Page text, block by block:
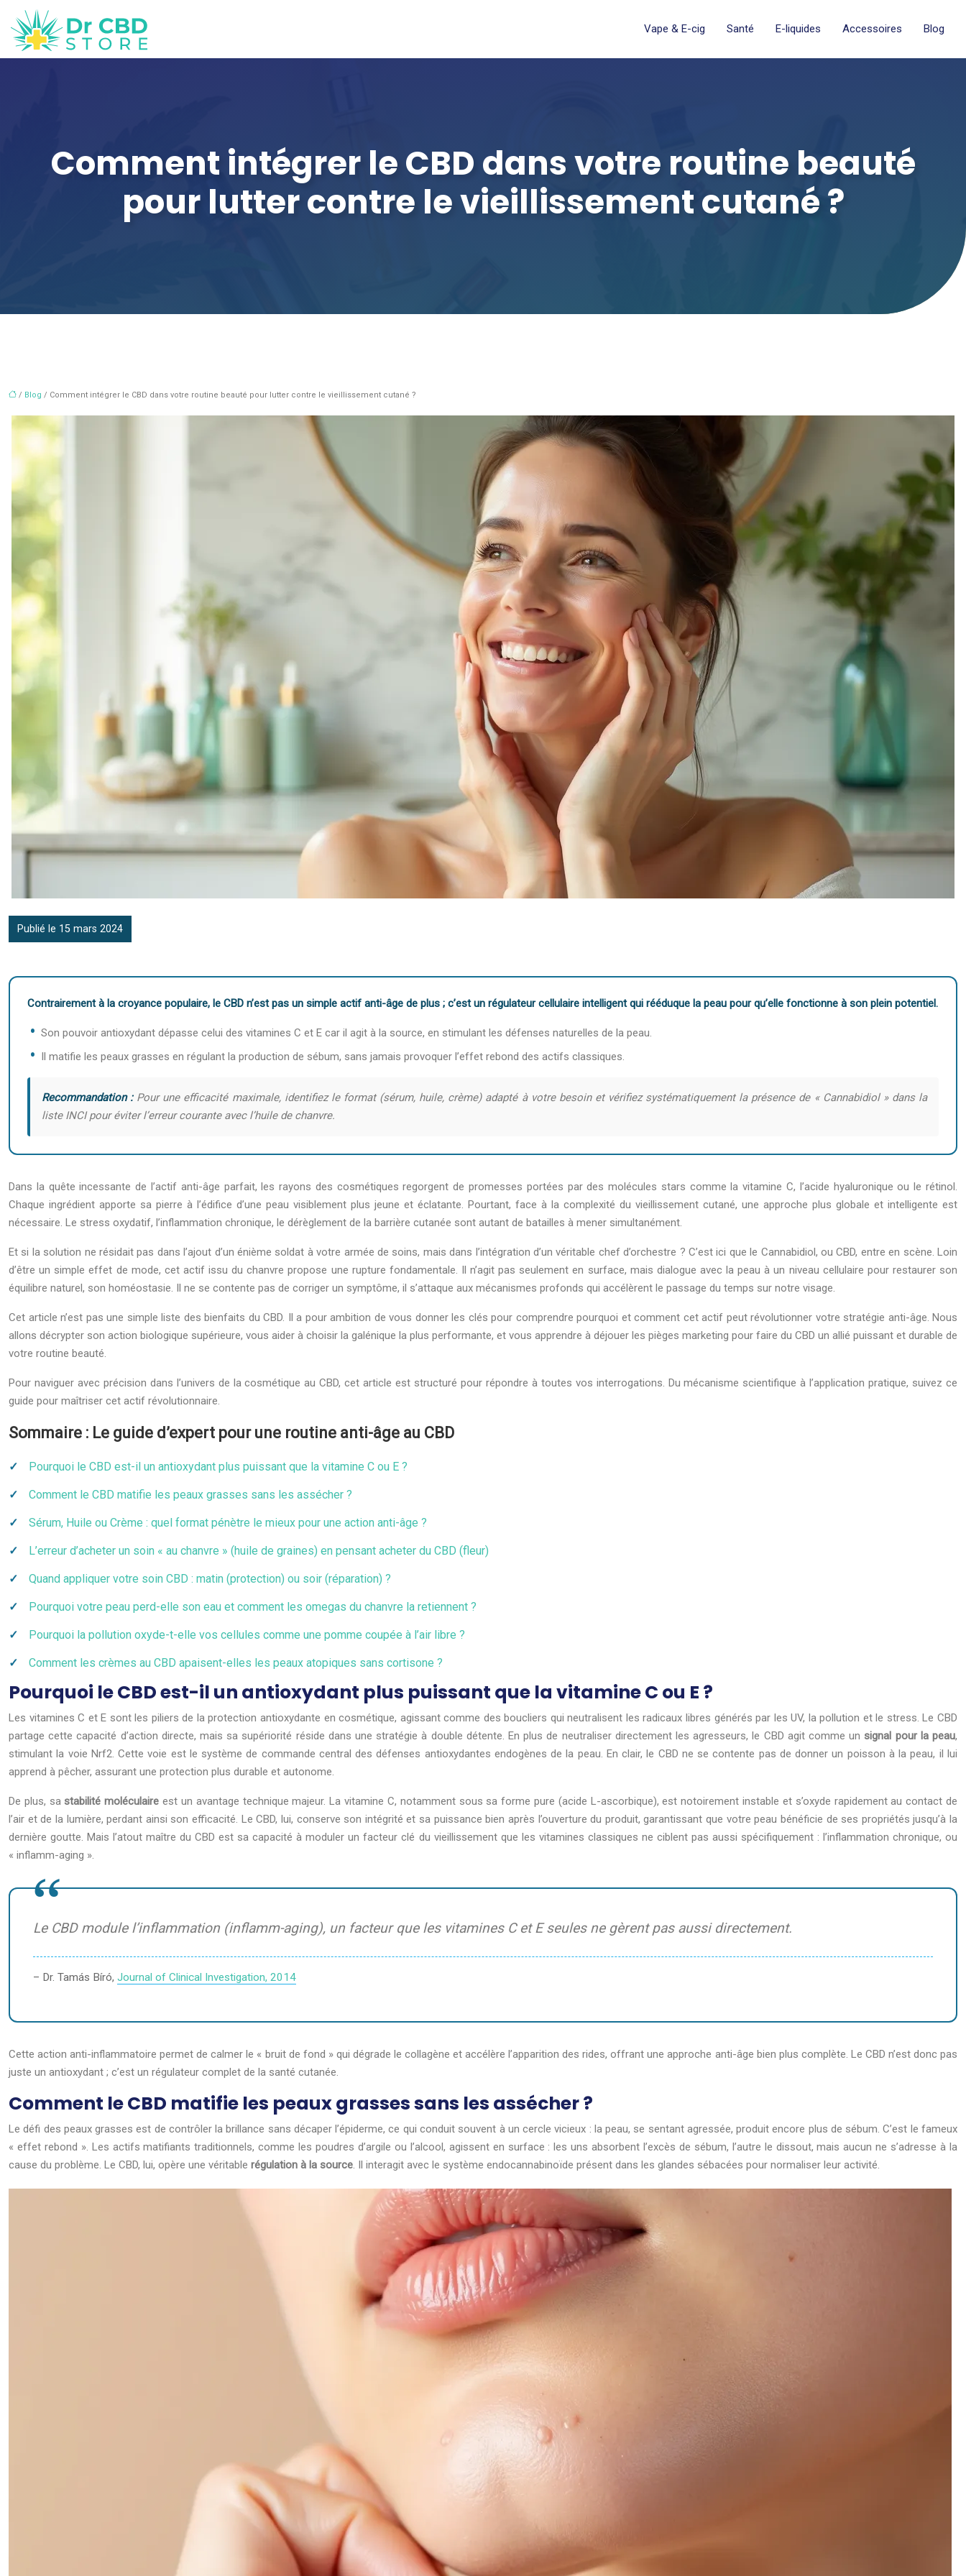
Vape & E-cig Santé E-liquides Accessoires Blog
Comment intégrer le CBD dans votre routine beauté
pour lutter contre le vieillissement cutané ?
/ Blog / Comment intégrer le CBD dans votre routine beauté pour lutter contre le vieillissement cutané ?
Publié le 15 mars 2024
Contrairement à la croyance populaire, le CBD n’est pas un simple actif anti-âge de plus ; c’est un régulateur cellulaire intelligent qui rééduque la peau pour qu’elle fonctionne à son plein potentiel.
Son pouvoir antioxydant dépasse celui des vitamines C et E car il agit à la source, en stimulant les défenses naturelles de la peau.
Il matifie les peaux grasses en régulant la production de sébum, sans jamais provoquer l’effet rebond des actifs classiques.
Recommandation :Pour une efficacité maximale, identifiez le format (sérum, huile, crème) adapté à votre besoin et vérifiez systématiquement la présence de « Cannabidiol » dans la
liste INCI pour éviter l’erreur courante avec l’huile de chanvre.
Dans la quête incessante de l’actif anti-âge parfait, les rayons des cosmétiques regorgent de promesses portées par des molécules stars comme la vitamine C, l’acide hyaluronique ou le rétinol.
Chaque ingrédient apporte sa pierre à l’édifice d’une peau visiblement plus jeune et éclatante. Pourtant, face à la complexité du vieillissement cutané, une approche plus globale et intelligente est
nécessaire. Le stress oxydatif, l’inflammation chronique, le dérèglement de la barrière cutanée sont autant de batailles à mener simultanément.
Et si la solution ne résidait pas dans l’ajout d’un énième soldat à votre armée de soins, mais dans l’intégration d’un véritable chef d’orchestre ? C’est ici que le Cannabidiol, ou CBD, entre en scène. Loin
d’être un simple effet de mode, cet actif issu du chanvre propose une rupture fondamentale. Il n’agit pas seulement en surface, mais dialogue avec la peau à un niveau cellulaire pour restaurer son
équilibre naturel, son homéostasie. Il ne se contente pas de corriger un symptôme, il s’attaque aux mécanismes profonds qui accélèrent le passage du temps sur notre visage.
Cet article n’est pas une simple liste des bienfaits du CBD. Il a pour ambition de vous donner les clés pour comprendre pourquoi et comment cet actif peut révolutionner votre stratégie anti-âge. Nous
allons décrypter son action biologique supérieure, vous aider à choisir la galénique la plus performante, et vous apprendre à déjouer les pièges marketing pour faire du CBD un allié puissant et durable de
votre routine beauté.
Pour naviguer avec précision dans l’univers de la cosmétique au CBD, cet article est structuré pour répondre à toutes vos interrogations. Du mécanisme scientifique à l’application pratique, suivez ce
guide pour maîtriser cet actif révolutionnaire.
Sommaire : Le guide d’expert pour une routine anti-âge au CBD
Pourquoi le CBD est-il un antioxydant plus puissant que la vitamine C ou E ?
Comment le CBD matifie les peaux grasses sans les assécher ?
Sérum, Huile ou Crème : quel format pénètre le mieux pour une action anti-âge ?
L’erreur d’acheter un soin « au chanvre » (huile de graines) en pensant acheter du CBD (fleur)
Quand appliquer votre soin CBD : matin (protection) ou soir (réparation) ?
Pourquoi votre peau perd-elle son eau et comment les omegas du chanvre la retiennent ?
Pourquoi la pollution oxyde-t-elle vos cellules comme une pomme coupée à l’air libre ?
Comment les crèmes au CBD apaisent-elles les peaux atopiques sans cortisone ?
Pourquoi le CBD est-il un antioxydant plus puissant que la vitamine C ou E ?
Les vitamines C et E sont les piliers de la protection antioxydante en cosmétique, agissant comme des boucliers qui neutralisent les radicaux libres générés par les UV, la pollution et le stress. Le CBD
partage cette capacité d’action directe, mais sa supériorité réside dans une stratégie à double détente. En plus de neutraliser directement les agresseurs, le CBD agit comme unsignal pour la peau,
stimulant la voie Nrf2. Cette voie est le système de commande central des défenses antioxydantes endogènes de la peau. En clair, le CBD ne se contente pas de donner un poisson à la peau, il lui
apprend à pêcher, assurant une protection plus durable et autonome.
De plus, sastabilité moléculaire est un avantage technique majeur. La vitamine C, notamment sous sa forme pure (acide L-ascorbique), est notoirement instable et s’oxyde rapidement au contact de
l’air et de la lumière, perdant ainsi son efficacité. Le CBD, lui, conserve son intégrité et sa puissance bien après l’ouverture du produit, garantissant que votre peau bénéficie de ses propriétés jusqu’à la
dernière goutte. Mais l’atout maître du CBD est sa capacité à moduler un facteur clé du vieillissement que les vitamines classiques ne ciblent pas aussi spécifiquement : l’inflammation chronique, ou
« inflamm-aging ».
Le CBD module l’inflammation (inflamm-aging), un facteur que les vitamines C et E seules ne gèrent pas aussi directement.
– Dr. Tamás Bíró, Journal of Clinical Investigation, 2014
Cette action anti-inflammatoire permet de calmer le « bruit de fond » qui dégrade le collagène et accélère l’apparition des rides, offrant une approche anti-âge bien plus complète. Le CBD n’est donc pas
juste un antioxydant ; c’est un régulateur complet de la santé cutanée.
Comment le CBD matifie les peaux grasses sans les assécher ?
Le défi des peaux grasses est de contrôler la brillance sans décaper l’épiderme, ce qui conduit souvent à un cercle vicieux : la peau, se sentant agressée, produit encore plus de sébum. C’est le fameux
« effet rebond ». Les actifs matifiants traditionnels, comme les poudres d’argile ou l’alcool, agissent en surface : les uns absorbent l’excès de sébum, l’autre le dissout, mais aucun ne s’adresse à la
cause du problème. Le CBD, lui, opère une véritable régulation à la source. Il interagit avec le système endocannabinoïde présent dans les glandes sébacées pour normaliser leur activité.